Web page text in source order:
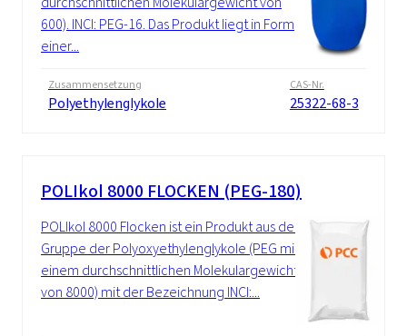
600). INCI: PEG-16. Das Produkt liegt in Form
einer...
Zusammensetzung
Polyethylenglykole
CAS-Nr.
25322-68-3
POLIkol 8000 FLOCKEN (PEG-180)
POLIkol 8000 Flocken ist ein Produkt aus der
Gruppe der Polyoxyethylenglykole (PEG mit
einem durchschnittlichen Molekulargewicht
von 8000) mit der Bezeichnung INCI:...